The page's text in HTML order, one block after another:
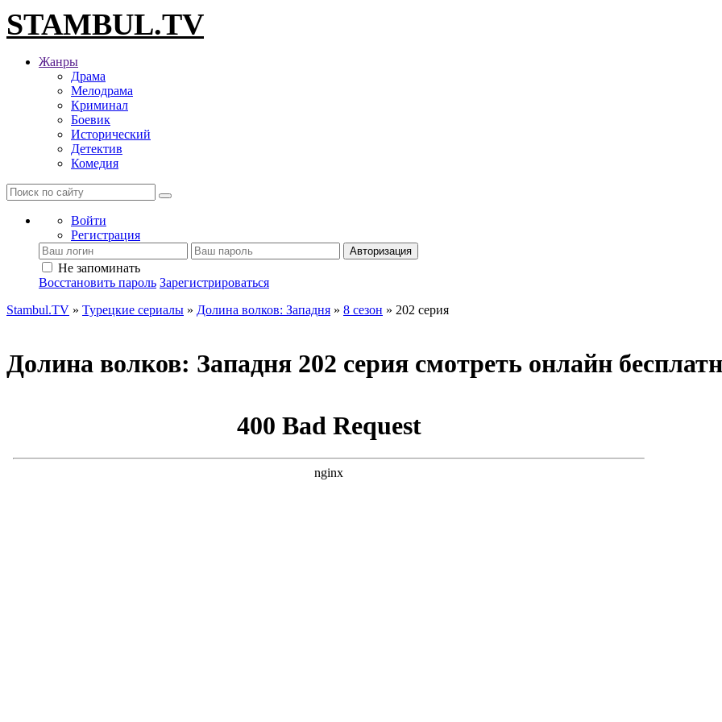
STAMBUL.TV
Жанры
Драма
Мелодрама
Криминал
Боевик
Исторический
Детектив
Комедия
Войти
Регистрация
Авторизация
Не запоминать
Восстановить пароль Зарегистрироваться
Stambul.TV » Турецкие сериалы » Долина волков: Западня » 8 сезон » 202 серия
Долина волков: Западня 202 серия смотреть онлайн